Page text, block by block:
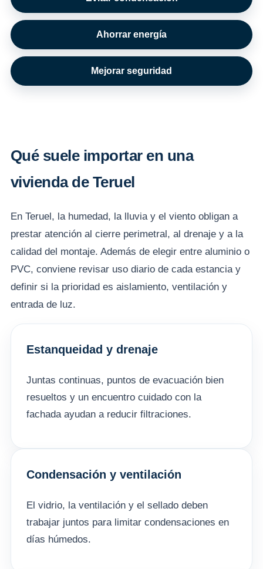
Ahorrar energía
Mejorar seguridad
Qué suele importar en una
vivienda de Teruel
En Teruel, la humedad, la lluvia y el viento obligan a
prestar atención al cierre perimetral, al drenaje y a la
calidad del montaje. Además de elegir entre aluminio o
PVC, conviene revisar uso diario de cada estancia y
definir si la prioridad es aislamiento, ventilación y
entrada de luz.
Estanqueidad y drenaje
Juntas continuas, puntos de evacuación bien
resueltos y un encuentro cuidado con la
fachada ayudan a reducir filtraciones.
Condensación y ventilación
El vidrio, la ventilación y el sellado deben
trabajar juntos para limitar condensaciones en
días húmedos.